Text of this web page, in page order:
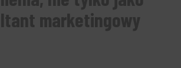
marketingowy